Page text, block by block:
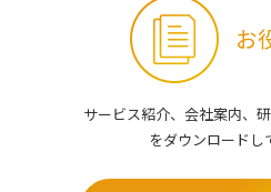
お
サービス紹介、会社案内、
をダウンロードし